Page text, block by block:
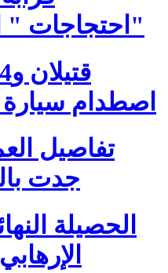
احتجاجات " السترات الصفراء"
اصطدام
تفاصيل
جدت
الحصيلة